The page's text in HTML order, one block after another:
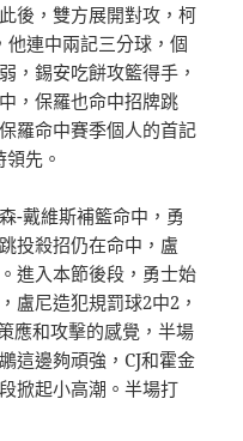
後，雙方展開對攻，柯
連中兩記三分球，個
，錫安吃餅攻籃得手，
，保羅也命中招牌跳
羅命中賽季個人的首記
先。
-戴維斯補籃命中，勇
投殺招仍在命中，盧
進入本節後段，勇士始
盧尼造犯規罰球2中2，
應和攻擊的感覺，半場
這邊夠頑強，CJ和霍金
掀起小高潮。半場打